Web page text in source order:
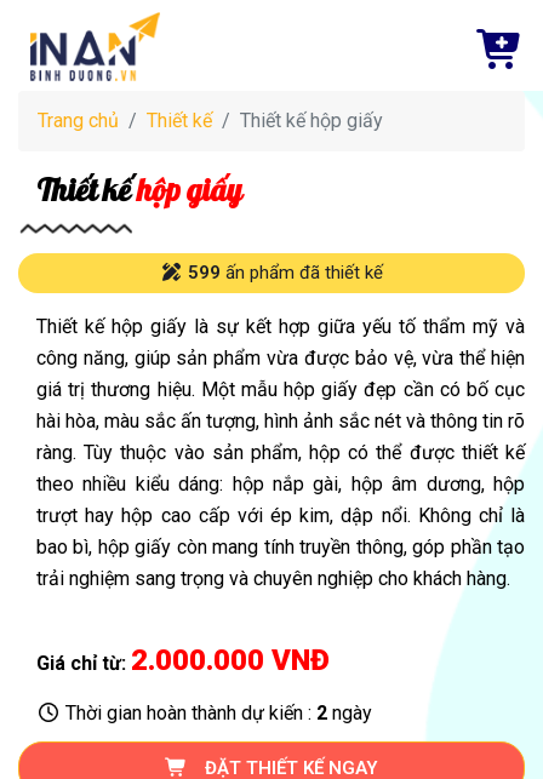
Trang chủ Thiết kế Thiết kế hộp giấy
Thiết kếhộp giấy
599 ấn phẩm đã thiết kế
Thiết kế hộp giấy là sự kết hợp giữa yếu tố thẩm mỹ và
công năng, giúp sản phẩm vừa được bảo vệ, vừa thể hiện
giá trị thương hiệu. Một mẫu hộp giấy đẹp cần có bố cục
hài hòa, màu sắc ấn tượng, hình ảnh sắc nét và thông tin rõ
ràng. Tùy thuộc vào sản phẩm, hộp có thể được thiết kế
theo nhiều kiểu dáng: hộp nắp gài, hộp âm dương, hộp
trượt hay hộp cao cấp với ép kim, dập nổi. Không chỉ là
bao bì, hộp giấy còn mang tính truyền thông, góp phần tạo
trải nghiệm sang trọng và chuyên nghiệp cho khách hàng.
Giá chỉ từ: 2.000.000 VNĐ
Thời gian hoàn thành dự kiến : 2 ngày
ĐẶT THIẾT KẾ NGAY